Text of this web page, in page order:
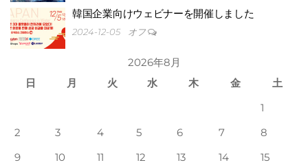
韓国企業向けウェビナーを開催しました
2024-12-05 オフ
2026年8月
日
月 火 水 木 金
土
1
2
3 4 5 6 7
8
9
10 11 12 13 14
15